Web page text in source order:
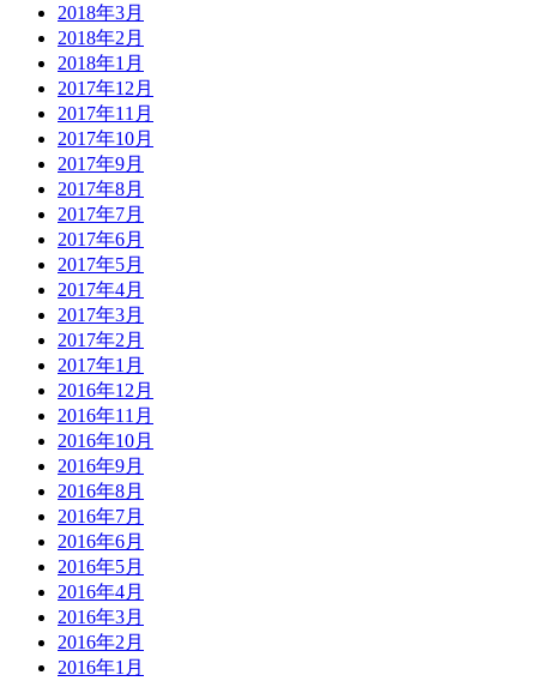
2018年3月
2018年2月
2018年1月
2017年12月
2017年11月
2017年10月
2017年9月
2017年8月
2017年7月
2017年6月
2017年5月
2017年4月
2017年3月
2017年2月
2017年1月
2016年12月
2016年11月
2016年10月
2016年9月
2016年8月
2016年7月
2016年6月
2016年5月
2016年4月
2016年3月
2016年2月
2016年1月